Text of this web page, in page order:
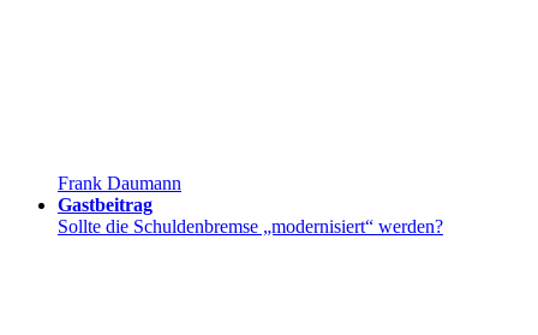
Frank Daumann
Gastbeitrag
Sollte die Schuldenbremse „modernisiert“ werden?